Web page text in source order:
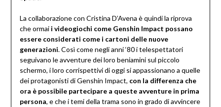
La collaborazione con Cristina D’Avena è quindi la riprova
che ormai i videogiochi come Genshin Impact possano
essere considerati come i cartoni delle nuove
generazioni. Così come negli anni ‘80 i telespettatori
seguivano le avventure dei loro beniamini sul piccolo
schermo, i loro corrispettivi di oggi si appassionano a quelle
dei protagonisti di Genshin Impact, con la differenza che
ora è possibile partecipare a queste avventure in prima
persona, e che i temi della trama sono in grado di avvincere